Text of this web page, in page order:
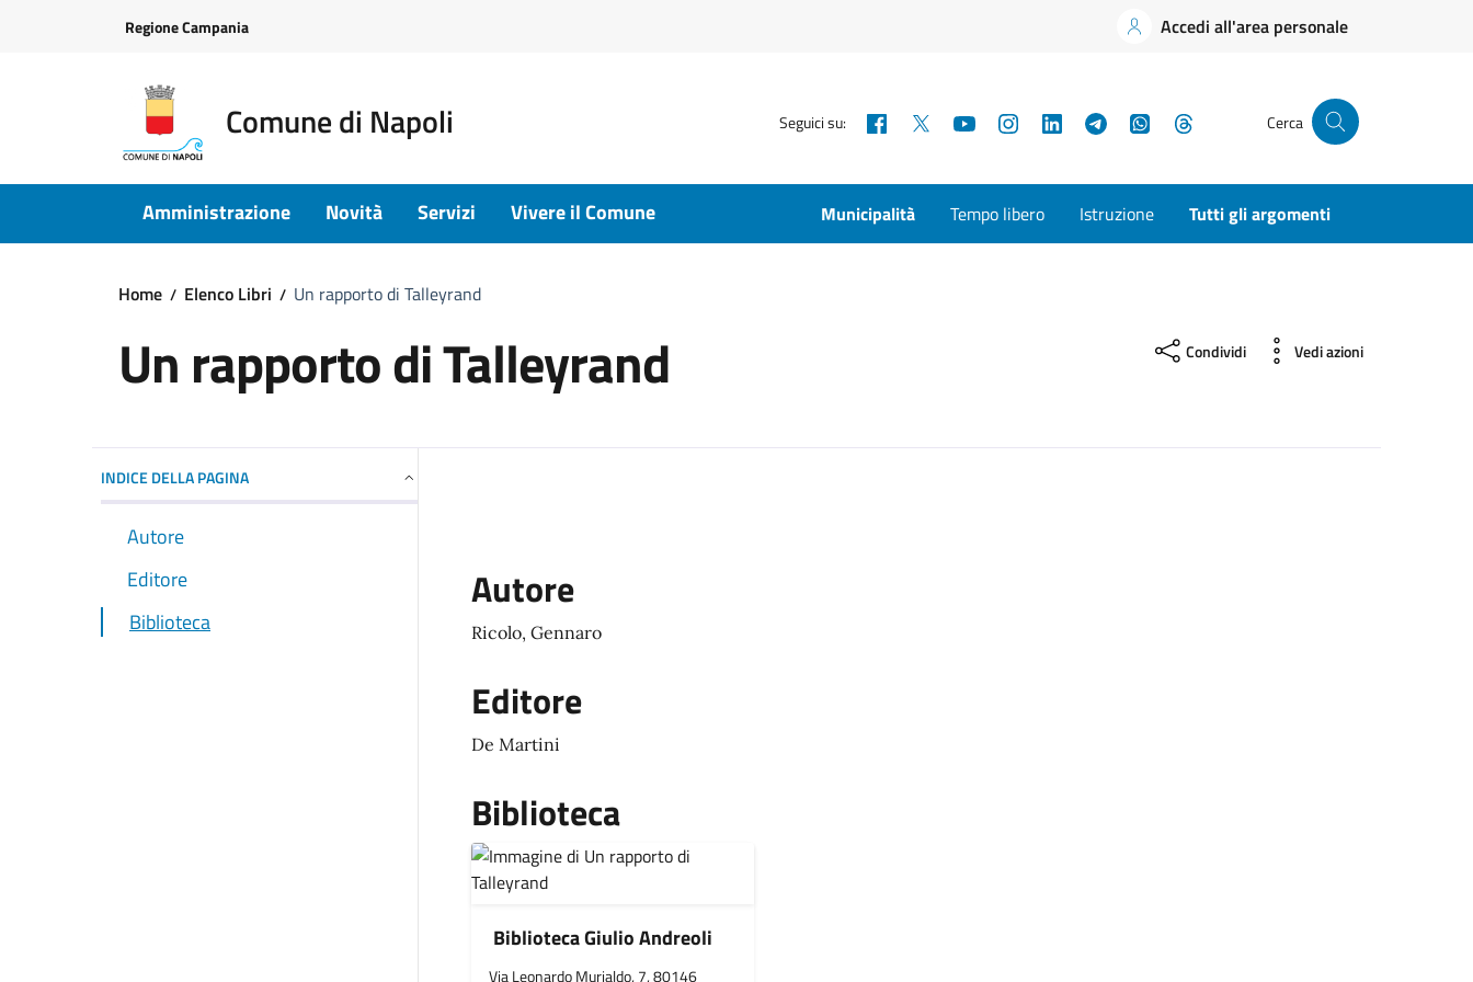
Regione Campania Accedi all'area personale
Comune di Napoli Seguici su: Facebook YouTubeInstagramLinkedInTelegramWhatsApp Cerca
Amministrazione Novità Servizi Vivere il Comune Municipalità Tempo libero Istruzione Tutti gli argomenti
Home Elenco Libri Un rapporto di Talleyrand
Un rapporto di Talleyrand Condividi Vedi azioni
INDICE DELLA PAGINA
Autore
Editore
Biblioteca
Autore
Ricolo, Gennaro
Editore
De Martini
Biblioteca
Biblioteca Giulio Andreoli
Via Leonardo Murialdo, 7, 80146